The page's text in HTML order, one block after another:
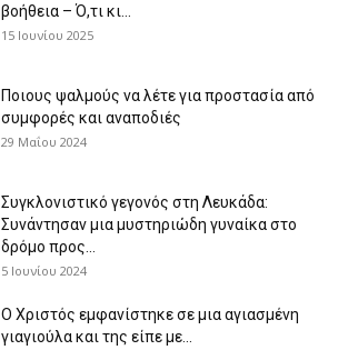
βοήθεια – Ό,τι κι...
15 Ιουνίου 2025
Ποιους ψαλμούς να λέτε για προστασία από
συμφορές και αναποδιές
29 Μαΐου 2024
Συγκλονιστικό γεγονός στη Λευκάδα:
Συνάντησαν μια μυστηριώδη γυναίκα στο
δρόμο προς...
5 Ιουνίου 2024
Ο Χριστός εμφανίστηκε σε μια αγιασμένη
γιαγιούλα και της είπε με...